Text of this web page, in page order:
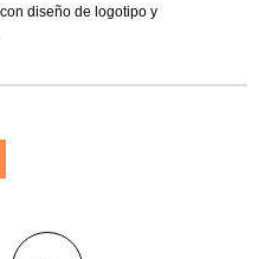
diseño de logotipo y